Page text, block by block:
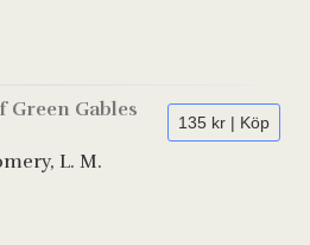
135 kr | Köp
Green Gables
L. M.